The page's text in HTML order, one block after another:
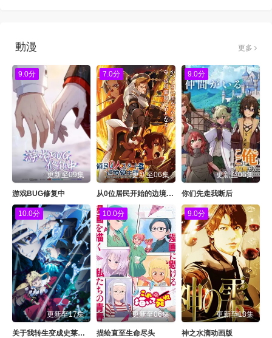
動漫 更多
9.0分
更新至09集
游戏BUG修复中
7.0分
更新至06集
从0位居民开始的边境领主大人
9.0分
更新至06集
你们先走我断后
10.0分
更新至17集
关于我转生变成史莱姆这档事第四季
10.0分
更新至06集
描绘直至生命尽头
9.0分
更新至18集
神之水滴动画版